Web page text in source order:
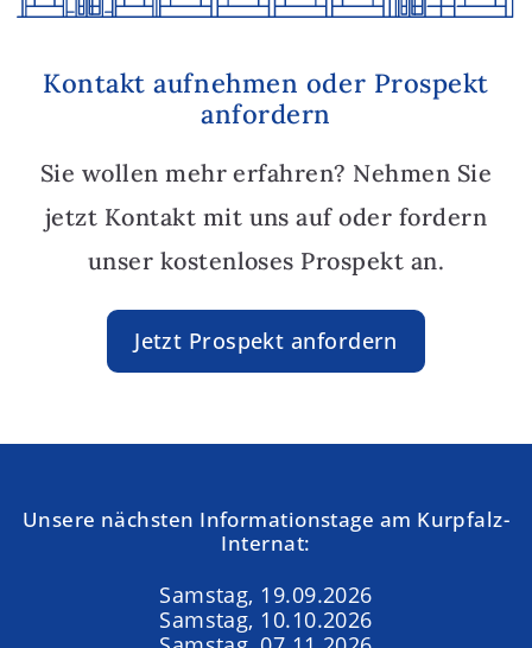
Kontakt aufnehmen oder Prospekt
anfordern
Sie wollen mehr erfahren? Nehmen Sie
jetzt Kontakt mit uns auf oder fordern
unser kostenloses Prospekt an.
Jetzt Prospekt anfordern
Unsere nächsten Informationstage am Kurpfalz-
Internat:
Samstag, 19.09.2026
Samstag, 10.10.2026